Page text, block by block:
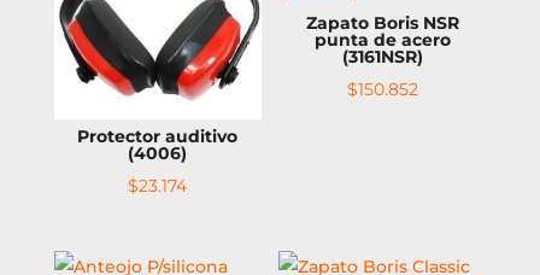
Protector auditivo
(4006)
$23.174
Zapato Boris NSR
punta de acero
(3161NSR)
$150.852